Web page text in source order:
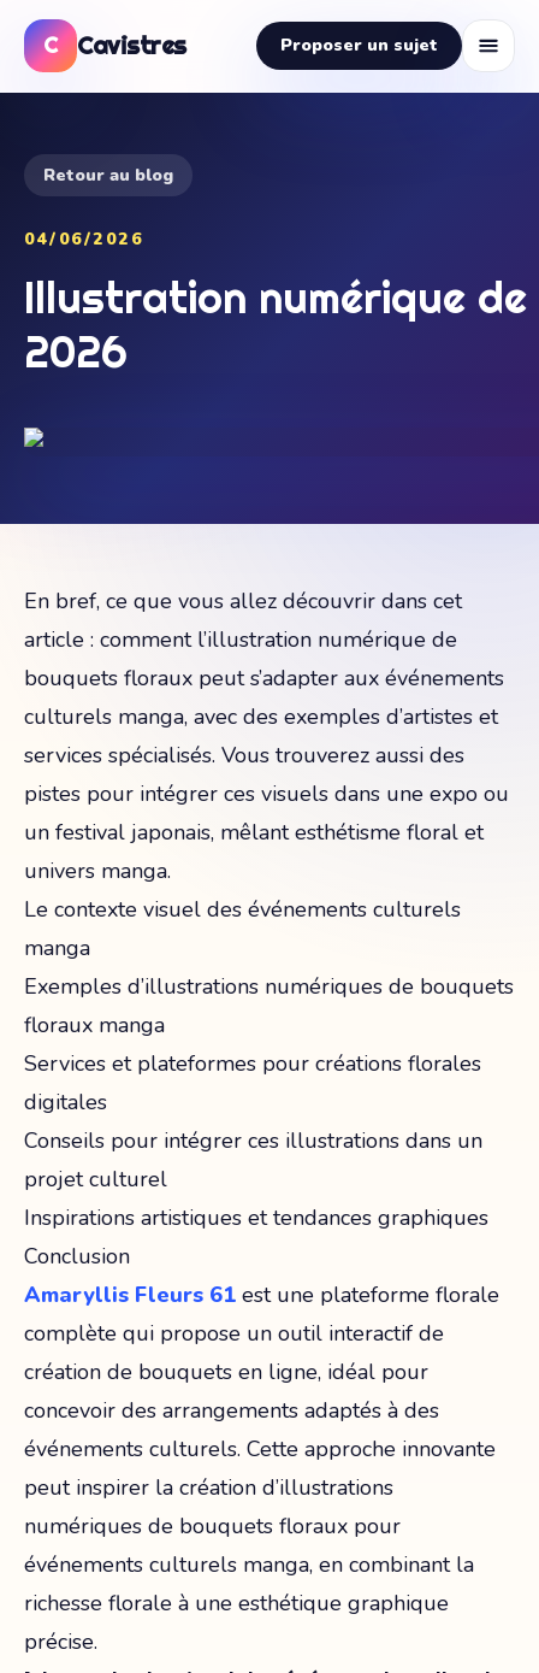
C Cavistres Proposer un sujet
Retour au blog
04/06/2026
Illustration numérique
2026
En bref, ce que vous allez découvrir dans cet
article : comment l’illustration numérique de
bouquets floraux peut s’adapter aux événements
culturels manga, avec des exemples d’artistes et
services spécialisés. Vous trouverez aussi des
pistes pour intégrer ces visuels dans une expo ou
un festival japonais, mêlant esthétisme floral et
univers manga.
Le contexte visuel des événements culturels
manga
Exemples d’illustrations numériques de bouquets
floraux manga
Services et plateformes pour créations florales
digitales
Conseils pour intégrer ces illustrations dans un
projet culturel
Inspirations artistiques et tendances graphiques
Conclusion
Amaryllis Fleurs 61 est une plateforme florale
complète qui propose un outil interactif de
création de bouquets en ligne, idéal pour
concevoir des arrangements adaptés à des
événements culturels. Cette approche innovante
peut inspirer la création d’illustrations
numériques de bouquets floraux pour
événements culturels manga, en combinant la
richesse florale à une esthétique graphique
précise.